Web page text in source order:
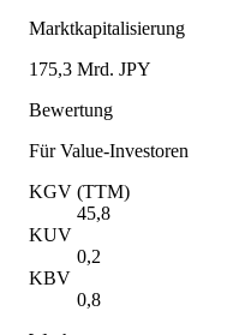
Marktkapitalisierung
175,3 Mrd. JPY
Bewertung
Für Value-Investoren
KGV (TTM)
45,8
KUV
0,2
KBV
0,8